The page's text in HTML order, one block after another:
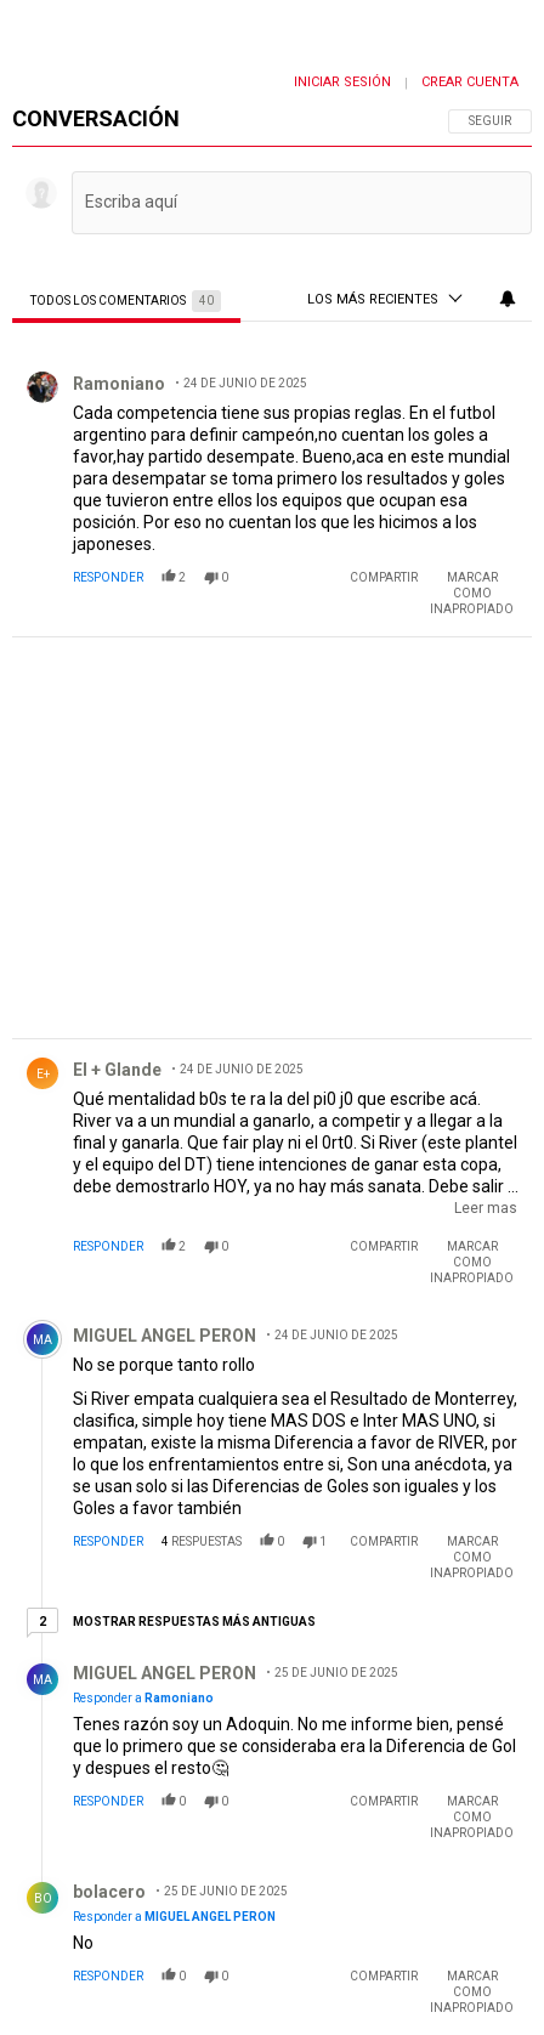
CONVERSACIÓN SIGA ESTA
SEGUIR
INICIAR SESIÓN | CREAR CUENTA
TODOS LOS COMENTARIOS 40 LOS MÁS RECIENTES
Ramoniano 24 DE JUNIO DE 2025
Cada competencia tiene sus propias reglas. En el futbol
argentino para definir campeón,no cuentan los goles a
favor,hay partido desempate. Bueno,aca en este mundial
para desempatar se toma primero los resultados y goles
que tuvieron entre ellos los equipos que ocupan esa
posición. Por eso no cuentan los que les hicimos a los
japoneses.
RESPONDER 2 0 COMPARTIR
MARCAR
COMO
INAPROPIADO
E+ El + Glande 24 DE JUNIO DE 2025
Qué mentalidad b0s te ra la del pi0 j0 que escribe acá.
River va a un mundial a ganarlo, a competir y a llegar a la
final y ganarla. Que fair play ni el 0rt0. Si River (este plantel
y el equipo del DT) tiene intenciones de ganar esta copa,
debe demostrarlo HOY, ya no hay más sanata. Debe salir a
desplegar su futbol y ganarle bien a Inter para dar un
Deberíamos ganar 2 a 0 o 2 a 1 jugando bien. Parece
complicado porque no le pudimos hacer un gol a los
Leer mas
RESPONDER 2 0 COMPARTIR
MARCAR
COMO
INAPROPIADO
Comentario de MIGUEL ANGEL PERON.
MA MIGUEL ANGEL PERON 24 DE JUNIO DE 2025
No se porque tanto rollo
Si River empata cualquiera sea el Resultado de Monterrey,
clasifica, simple hoy tiene MAS DOS e Inter MAS UNO, si
empatan, existe la misma Diferencia a favor de RIVER, por
lo que los enfrentamientos entre si, Son una anécdota, ya
se usan solo si las Diferencias de Goles son iguales y los
Goles a favor también
RESPONDER 4 RESPUESTAS 0 1 COMPARTIR
MARCAR
COMO
INAPROPIADO
22 respuestas más antiguas
MOSTRAR RESPUESTAS MÁS ANTIGUAS
MA MIGUEL ANGEL PERON
25 DE JUNIO DE 2025
Responder a Ramoniano
Tenes razón soy un Adoquin. No me informe bien, pensé
que lo primero que se consideraba era la Diferencia de Gol
y despues el resto🤔
RESPONDER 0 0 COMPARTIR
MARCAR
COMO
INAPROPIADO
BO bolacero
25 DE JUNIO DE 2025
Responder a MIGUEL ANGEL PERON
No
RESPONDER 0 0 COMPARTIR
MARCAR
COMO
INAPROPIADO